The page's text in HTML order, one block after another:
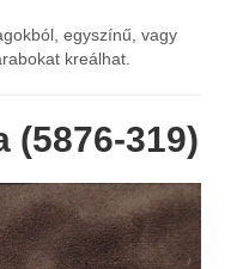
egyszínű, vagy
kreálhat.
(5876-319)